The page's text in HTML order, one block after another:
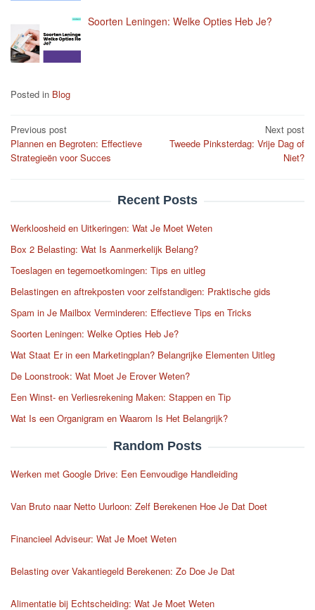
Soorten Leningen: Welke Opties Heb Je?
Posted in Blog
Post
navigation
Previous post
Plannen en Begroten: Effectieve
Strategieën voor Succes
Next post
Tweede Pinksterdag: Vrije Dag of
Niet?
Recent Posts
Werkloosheid en Uitkeringen: Wat Je Moet Weten
Box 2 Belasting: Wat Is Aanmerkelijk Belang?
Toeslagen en tegemoetkomingen: Tips en uitleg
Belastingen en aftrekposten voor zelfstandigen: Praktische gids
Spam in Je Mailbox Verminderen: Effectieve Tips en Tricks
Soorten Leningen: Welke Opties Heb Je?
Wat Staat Er in een Marketingplan? Belangrijke Elementen Uitleg
De Loonstrook: Wat Moet Je Erover Weten?
Een Winst- en Verliesrekening Maken: Stappen en Tip
Wat Is een Organigram en Waarom Is Het Belangrijk?
Random Posts
Werken met Google Drive: Een Eenvoudige Handleiding
Van Bruto naar Netto Uurloon: Zelf Berekenen Hoe Je Dat Doet
Financieel Adviseur: Wat Je Moet Weten
Belasting over Vakantiegeld Berekenen: Zo Doe Je Dat
Alimentatie bij Echtscheiding: Wat Je Moet Weten